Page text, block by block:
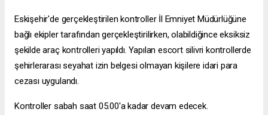
Eskişehir'de gerçekleştirilen kontroller İl Emniyet Müdürlüğüne
bağlı ekipler tarafından gerçekleştirilirken, olabildiğince eksiksiz
şekilde araç kontrolleri yapıldı. Yapılan escort silivri kontrollerde
şehirlerarası seyahat izin belgesi olmayan kişilere idari para
cezası uygulandı.
Kontroller sabah saat 05.00'a kadar devam edecek.